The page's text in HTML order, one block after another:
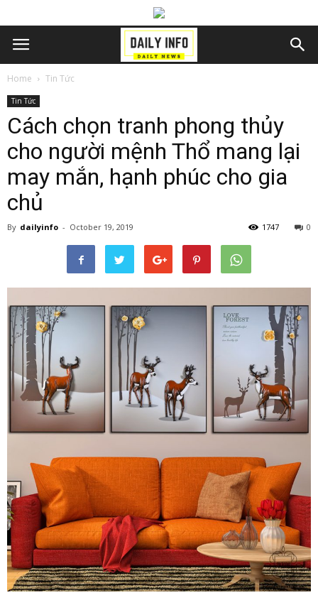
Home Tin Tức
Tin Tức
Cách chọn tranh phong thủy
cho người mệnh Thổ mang lại
may mắn, hạnh phúc cho gia
chủ
By dailyinfo - October 19, 2019 0
1747